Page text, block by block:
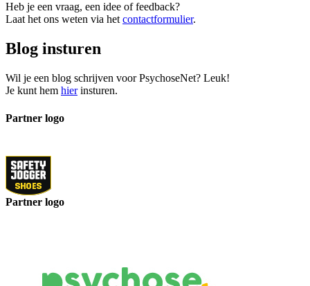
Heb je een vraag, een idee of feedback?
Laat het ons weten via hetcontactformulier.
Blog insturen
Wil je een blog schrijven voor PsychoseNet? Leuk!
Je kunt hem hierinsturen.
Partner logo
Partner logo